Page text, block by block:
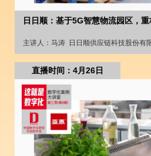
日日顺：基于5G智慧物流园区，
主讲人： 马涛 日日顺供应链科技股份有
直播时间：4月26日